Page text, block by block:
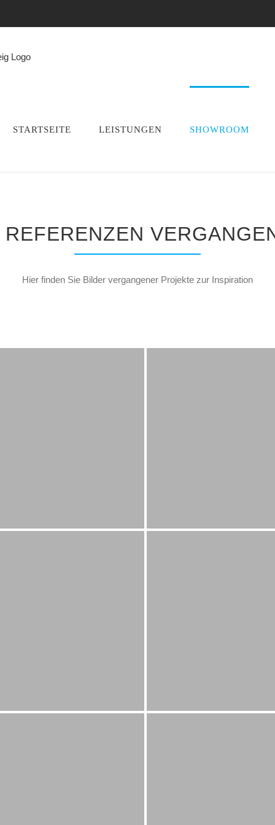
STARTSEITE LEISTUNGEN SHOWROOM
Hier finden Sie Bilder vergangener Projekte zur Inspiration